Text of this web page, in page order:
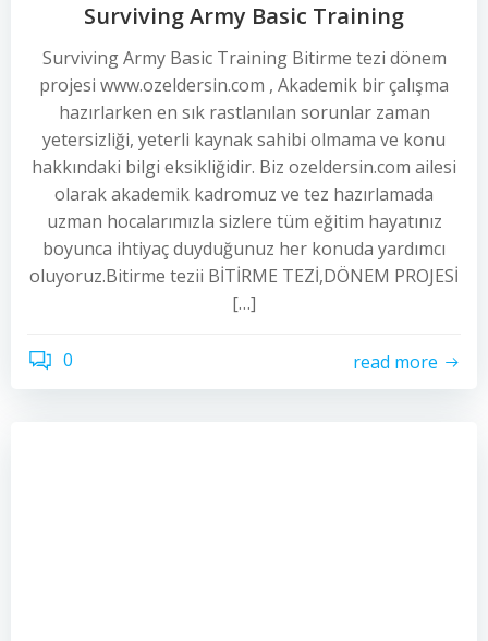
Surviving Army Basic Training
Surviving Army Basic Training Bitirme tezi dönem
projesi www.ozeldersin.com , Akademik bir çalışma
hazırlarken en sık rastlanılan sorunlar zaman
yetersizliği, yeterli kaynak sahibi olmama ve konu
hakkındaki bilgi eksikliğidir. Biz ozeldersin.com ailesi
olarak akademik kadromuz ve tez hazırlamada
uzman hocalarımızla sizlere tüm eğitim hayatınız
boyunca ihtiyaç duyduğunuz her konuda yardımcı
oluyoruz.Bitirme tezii BİTİRME TEZİ,DÖNEM PROJESİ
[…]
0 read more